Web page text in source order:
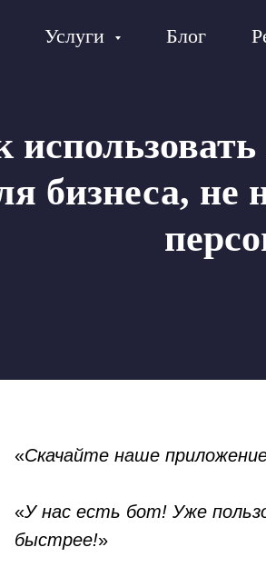
Услуги Блог
бизнеса, не
«Скачайте наше
«У нас есть бот! Уже
быстрее!»